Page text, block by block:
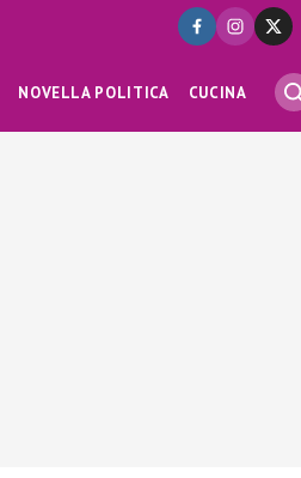
NOVELLA POLITICA CUCINA